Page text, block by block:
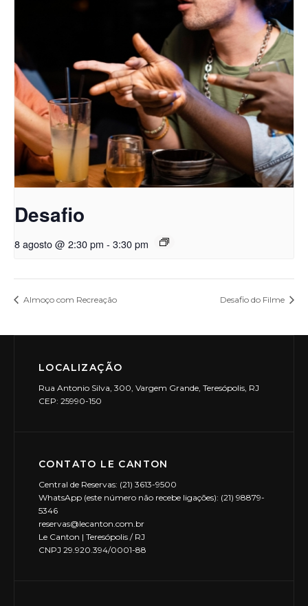
Desafio
8 agosto @ 2:30 pm - 3:30 pm
Almoço com Recreação Desafio do Filme
LOCALIZAÇÃO
Rua Antonio Silva, 300, Vargem Grande, Teresópolis, RJ
CEP: 25990-150
CONTATO LE CANTON
Central de Reservas: (21) 3613-9500
WhatsApp (este número não recebe ligações): (21) 98879-
5346
reservas@lecanton.com.br
Le Canton | Teresópolis / RJ
CNPJ 29.920.394/0001-88